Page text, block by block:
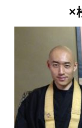
×